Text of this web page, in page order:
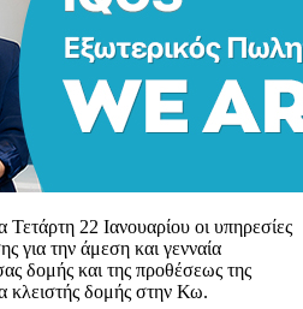
22 Ιανουαρίου οι υπηρεσίες
για την άμεση και γενναία
δομής και της προθέσεως της
κλειστής δομής στην Κω.